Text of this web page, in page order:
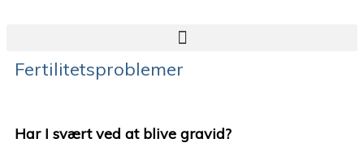
Fertilitetsproblemer
Har I svært ved at blive gravid?